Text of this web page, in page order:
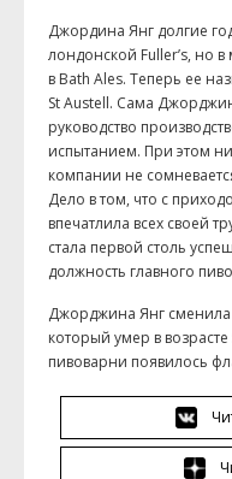
Джордина Янг долгие
лондонской Fuller’s, но
в Bath Ales. Теперь ее
St Austell. Сама
руководство
испытанием. При этом
компании не
Дело в том, что с
впечатлила всех своей
стала первой столь
должность главного
Джорджина Янг
который умер в
пивоварни появилось